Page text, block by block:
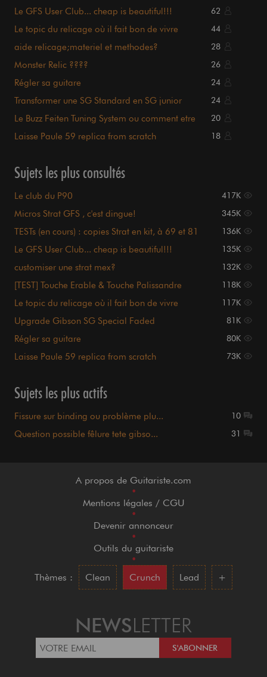
Le GFS User Club... cheap is beautiful!!! 62
Le topic du relicage où il fait bon de vivre 44
aide relicage;materiel et methodes? 28
Monster Relic ???? 26
Régler sa guitare 24
Transformer une SG Standard en SG junior 24
Le Buzz Feiten Tuning System ou comment etre
20
Laisse Paule 59 replica from scratch 18
Sujets les plus consultés
Le club du P90 417K
Micros Strat GFS , c'est dingue! 345K
TESTs (en cours) : copies Strat en kit, à 69 et 81
136K
Le GFS User Club... cheap is beautiful!!! 135K
customiser une strat mex? 132K
[TEST] Touche Erable & Touche Palissandre 118K
Le topic du relicage où il fait bon de vivre 117K
Upgrade Gibson SG Special Faded 81K
Régler sa guitare 80K
Laisse Paule 59 replica from scratch 73K
Sujets les plus actifs
Fissure sur binding ou problème plu... 10
Question possible fêlure tete gibso... 31
A propos de Guitariste.com
•
Mentions légales / CGU
•
Devenir annonceur
•
Outils du guitariste
•
Thèmes :
Clean Crunch Lead +
NEWSLETTER